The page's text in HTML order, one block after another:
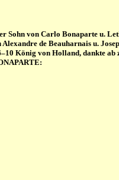
Sohn von Carlo Bonaparte u.
de Beauharnais u.
König von Holland, dankte ab